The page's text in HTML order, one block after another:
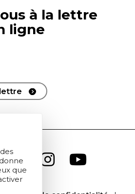
à la lettre
ligne
que